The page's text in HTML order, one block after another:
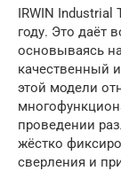
IRWIN Industrial
году. Это даёт
основываясь
качественный
этой модели
проведении
жёстко
сверления и